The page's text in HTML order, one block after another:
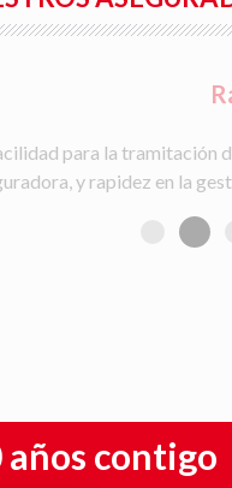
para la tramitación
y rapidez en la
años contigo